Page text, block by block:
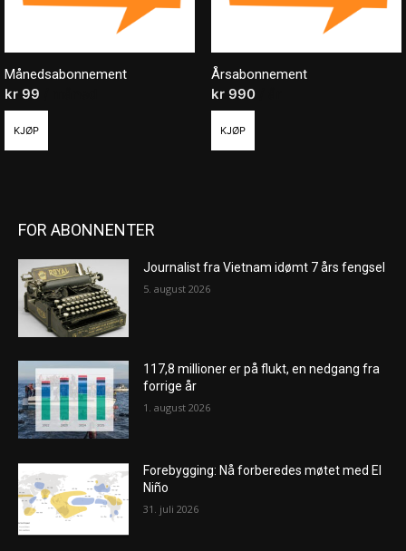
Månedsabonnement
kr 99
KJØP
Årsabonnement
kr990
KJØP
FOR ABONNENTER
Journalist fra Vietnam idømt 7 års fengsel
5. august 2026
117,8 millioner er på flukt, en nedgang fra
forrige år
1. august 2026
Forebygging: Nå forberedes møtet med El
Niño
31. juli 2026